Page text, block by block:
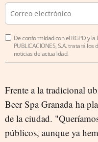
De conformidad con el RGPD y la
PUBLICACIONES, S.A. tratará
noticias de actualidad.
Frente a la tradicional
Beer Spa Granada ha
de la ciudad.
públicos, aunque ya